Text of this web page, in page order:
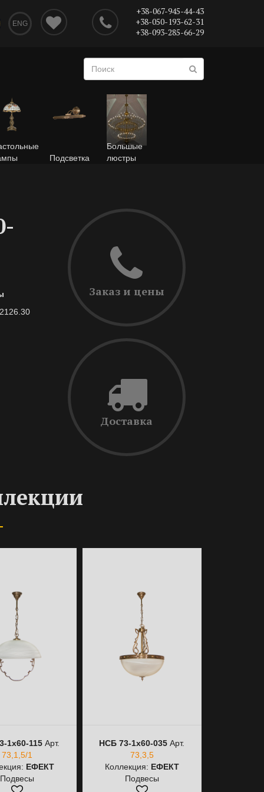
ENG
+38-067-945-44-43
+38-050-193-62-31
+38-093-285-66-29
Подсветка
Большые
люстры
Заказ и цены
Доставка
1х60-115Арт.
73,1,5/1
ЕФЕКТ
Подвесы
НСБ 73-1х60-035 Арт.
73,3,5
Коллекция: ЕФЕКТ
Подвесы